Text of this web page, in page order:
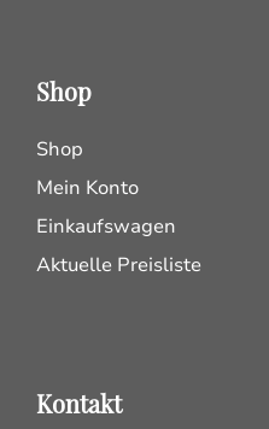
Shop
Shop
Mein Konto
Einkaufswagen
Aktuelle Preisliste
Kontakt